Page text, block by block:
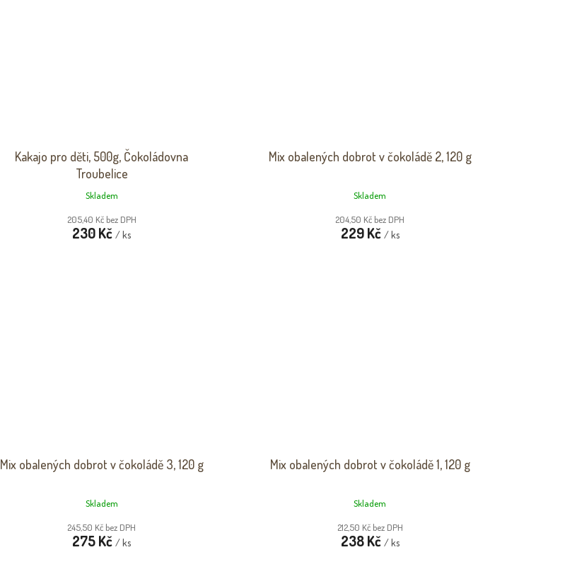
Kakajo pro děti, 500g, Čokoládovna
Troubelice
Skladem
205,40 Kč bez DPH
230 Kč/ ks
Mix obalených dobrot v čokoládě 2, 120 g
Skladem
204,50 Kč bez DPH
229 Kč / ks
Mix obalených dobrot v čokoládě 3, 120 g
Skladem
245,50 Kč bez DPH
275 Kč/ ks
Mix obalených dobrot v čokoládě 1, 120 g
Skladem
212,50 Kč bez DPH
238 Kč / ks